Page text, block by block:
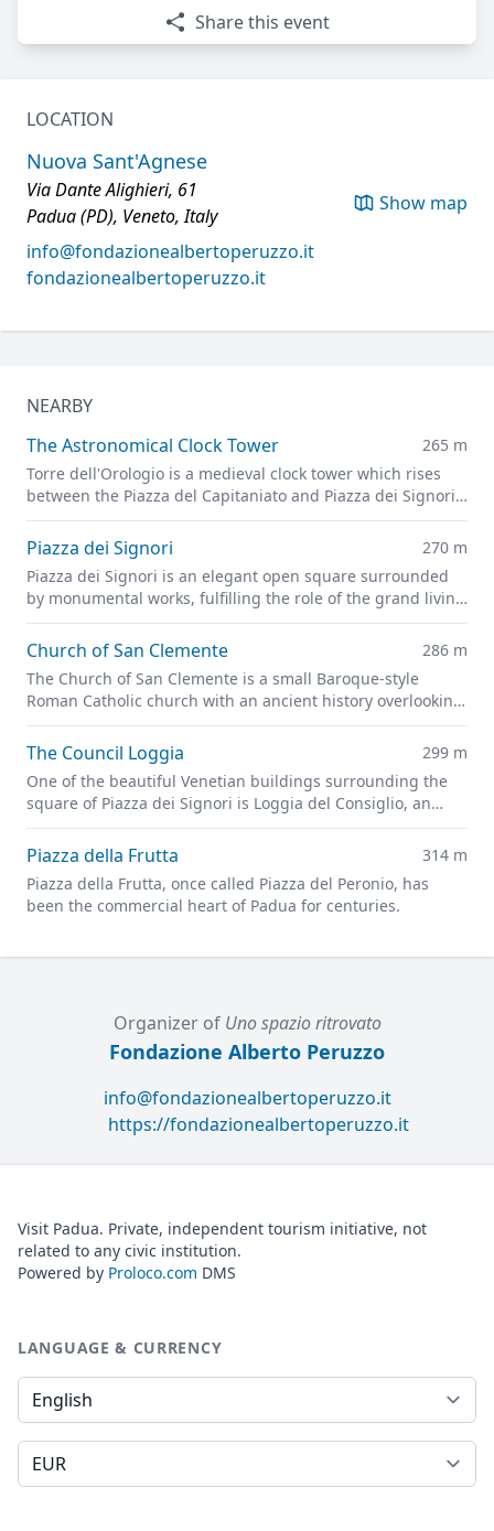
Share this event
LOCATION
Nuova Sant'Agnese
Via Dante Alighieri, 61
Padua (PD), Veneto, Italy
Show map
info@fondazionealbertoperuzzo.it
fondazionealbertoperuzzo.it
NEARBY
The Astronomical Clock Tower
265 m
Torre dell'Orologio is a medieval clock tower which rises
between the Piazza del Capitaniato and Piazza dei Signori,
representing one of the symbols of the Carrarese era in
Padua.
Piazza dei Signori
270 m
Piazza dei Signori is an elegant open square surrounded
by monumental works, fulfilling the role of the grand living
room of Padua.
Church of San Clemente
286 m
The Church of San Clemente is a small Baroque-style
Roman Catholic church with an ancient history overlooking
the Piazza dei Signori.
The Council Loggia
299 m
One of the beautiful Venetian buildings surrounding the
square of Piazza dei Signori is Loggia del Consiglio, an
outstanding example of the architecture of the 15th and
16th centuries.
Piazza della Frutta
314 m
Piazza della Frutta, once called Piazza del Peronio, has
been the commercial heart of Padua for centuries.
Organizer of Uno spazio ritrovato
Fondazione Alberto Peruzzo
info@fondazionealbertoperuzzo.it
https://fondazionealbertoperuzzo.it
Visit Padua. Private, independent tourism initiative, not
related to any civic institution.
Powered by Proloco.com DMS
LANGUAGE & CURRENCY
Language
Currency